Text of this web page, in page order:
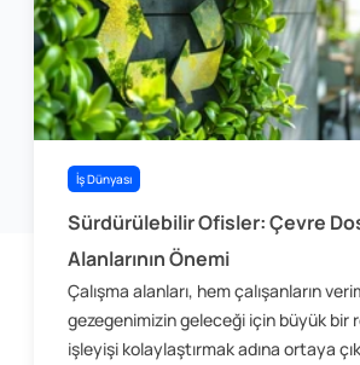
İş Dünyası
Sürdürülebilir Ofisler: Çevre
Alanlarının Önemi
Çalışma alanları, hem çalışanların
gezegenimizin geleceği için büyük bir
işleyişi kolaylaştırmak adına ortaya